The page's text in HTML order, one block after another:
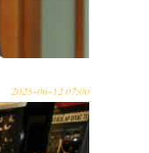
2025-06-12 07:00